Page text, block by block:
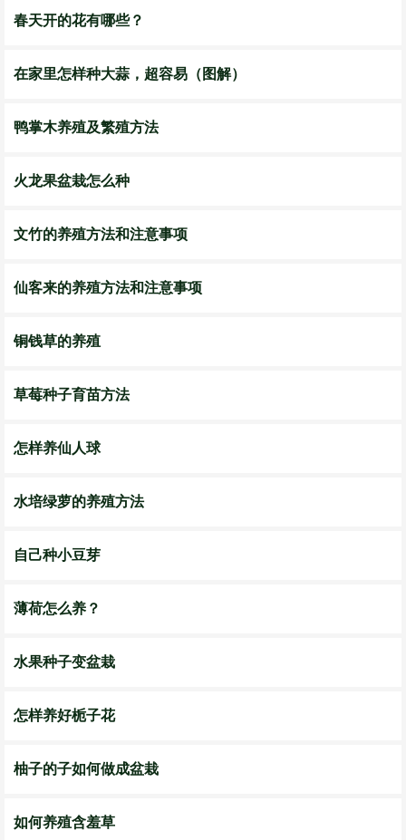
春天开的花有哪些？
在家里怎样种大蒜，超容易（图解）
鸭掌木养殖及繁殖方法
火龙果盆栽怎么种
文竹的养殖方法和注意事项
仙客来的养殖方法和注意事项
铜钱草的养殖
草莓种子育苗方法
怎样养仙人球
水培绿萝的养殖方法
自己种小豆芽
薄荷怎么养？
水果种子变盆栽
怎样养好栀子花
柚子的子如何做成盆栽
如何养殖含羞草